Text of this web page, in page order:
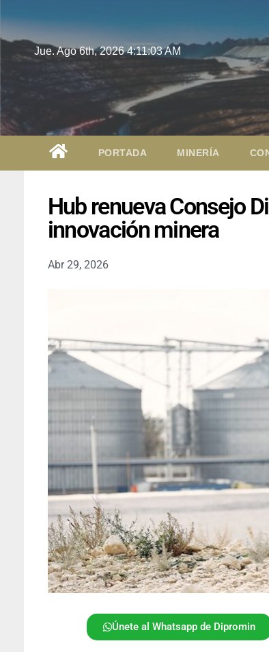
Jue. Ago 6th, 20264:11:04 AM
PORTADA MINERÍA
Hub renueva Consejo
innovación minera
Abr 29, 2026
Únete al Whatsapp de Dipromin